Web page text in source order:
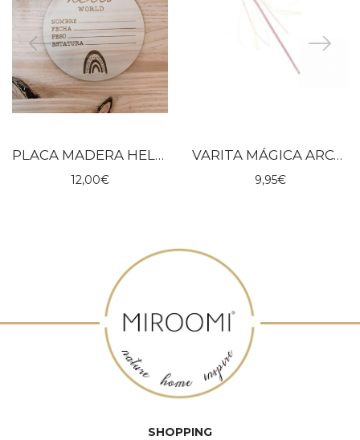
PLACA MADERA HELLO WORLD
12,00€
VARITA MÁGICA ARCOÍRIS ROSA – ROCKAHULA
9,95€
SHOPPING